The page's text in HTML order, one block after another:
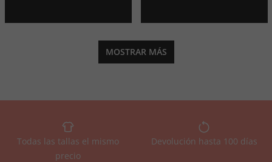
MOSTRAR MÁS
Todas las tallas el mismo
precio
Devolución hasta 100 días